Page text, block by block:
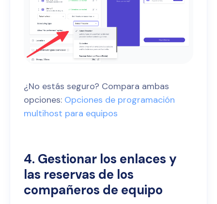
¿No estás seguro? Compara ambas
opciones: Opciones de programación
multihost para equipos
4. Gestionar los enlaces y
las reservas de los
compañeros de equipo